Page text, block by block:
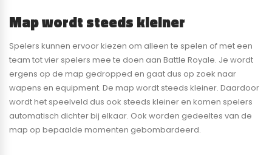
Map wordt steeds kleiner
Spelers kunnen ervoor kiezen om alleen te spelen of met een
team tot vier spelers mee te doen aan Battle Royale. Je wordt
ergens op de map gedropped en gaat dus op zoek naar
wapens en equipment. De map wordt steeds kleiner. Daardoor
wordt het speelveld dus ook steeds kleiner en komen spelers
automatisch dichter bij elkaar. Ook worden gedeeltes van de
map op bepaalde momenten gebombardeerd.